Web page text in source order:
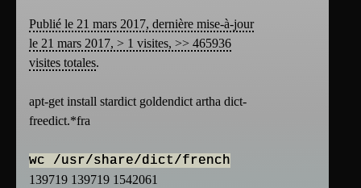
Publié le 21 mars 2017, dernière mise-à-jour
le 21 mars 2017, > 1 visites, >> 465936
visites totales.
apt-get install stardict goldendict artha dict-
freedict.*fra
wc /usr/share/dict/french
139719 139719 1542061